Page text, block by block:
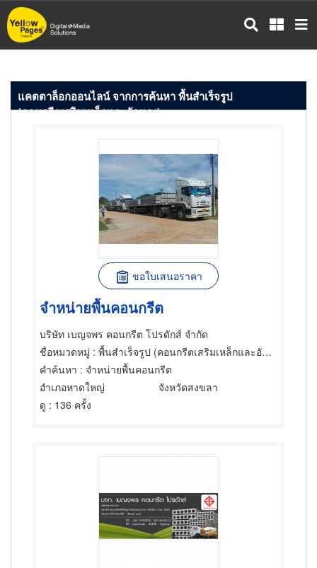
ข้าม
ไป
หลัก
แคตตาล็อกออนไลน์ จากการค้นหา พื้นสำเร็จรูป
(คอนกรีตเสริมเหล็กและอัดแรง)
ขอใบเสนอราคา
จำหน่ายพื้นคอนกรีต
บริษัท เบญจพร คอนกรีต โปรดักส์ จำกัด
ชื่อหมวดหมู่ : พื้นสำเร็จรูป (คอนกรีตเสริมเหล็กและอัดแรง)
คำค้นหา : จำหน่ายพื้นคอนกรีต
อำเภอหาดใหญ่
จังหวัดสงขลา
ดู : 136 ครั้ง